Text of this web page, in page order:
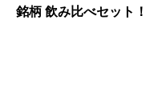
め
銘柄 飲み比べセット！